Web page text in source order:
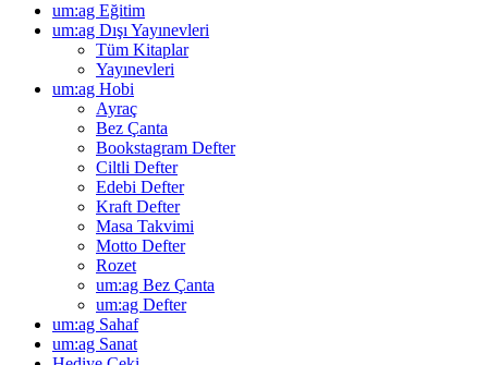
um:ag Eğitim
um:ag Dışı Yayınevleri
Tüm Kitaplar
Yayınevleri
um:ag Hobi
Ayraç
Bez Çanta
Bookstagram Defter
Ciltli Defter
Edebi Defter
Kraft Defter
Masa Takvimi
Motto Defter
Rozet
um:ag Bez Çanta
um:ag Defter
um:ag Sahaf
um:ag Sanat